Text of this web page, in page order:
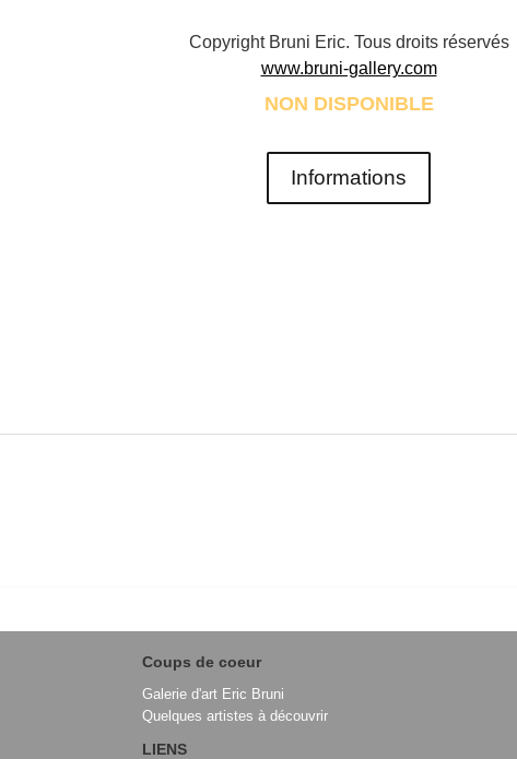
Copyright Bruni Eric. Tous droits réservés
www.bruni-gallery.com
NON DISPONIBLE
Informations
Coups de coeur
Galerie d'art Eric Bruni
Quelques artistes à découvrir
LIENS